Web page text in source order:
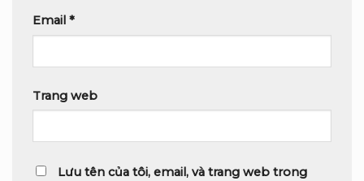
Email *
Trang web
Lưu tên của tôi, email, và trang web trong